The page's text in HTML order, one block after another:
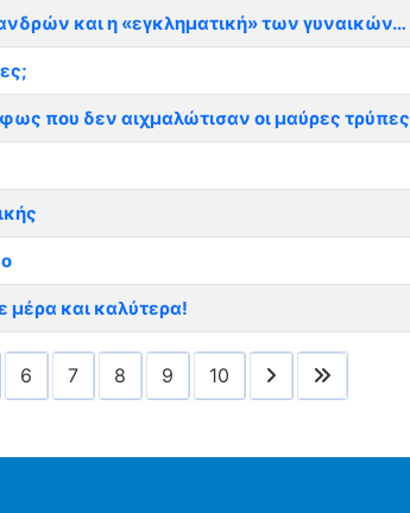
και η «εγκληματική» των γυναικών…
που δεν αιχμαλώτισαν οι μαύρες τρύπες
μέρα και καλύτερα!
6 7 8 9 10